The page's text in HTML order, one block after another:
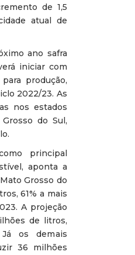
de 1,5
atual de
ano safra
iniciar com
produção,
2022/23. As
nos estados
do Sul,
principal
aponta a
Grosso do
61% a mais
A projeção
de litros,
os demais
36 milhões